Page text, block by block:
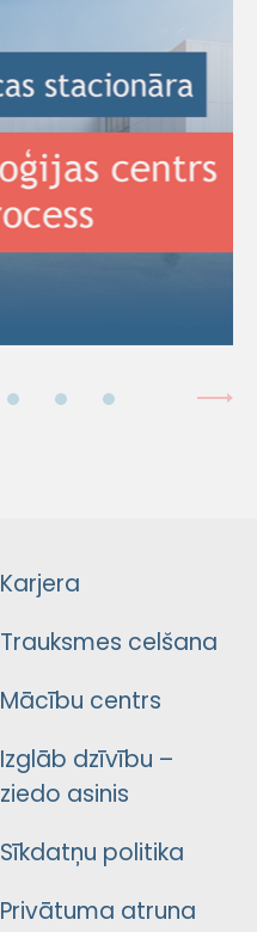
Karjera
Trauksmes celšana
Mācību centrs
Izglāb dzīvību –
ziedo asinis
Sīkdatņu politika
Privātuma atruna